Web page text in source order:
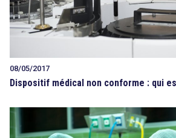
08/05/2017
Dispositif médical non conforme : qui